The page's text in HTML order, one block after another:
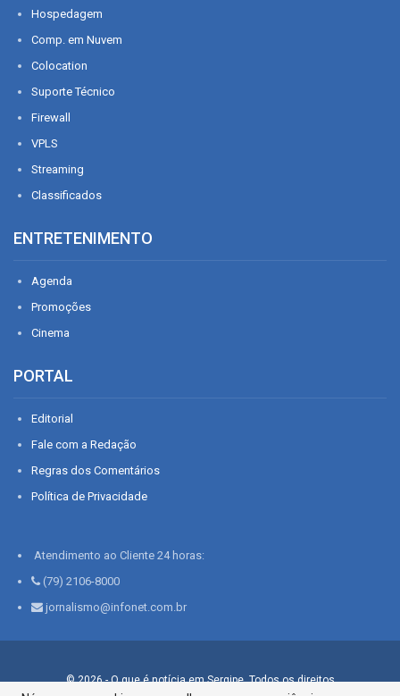
Hospedagem
Comp. em Nuvem
Colocation
Suporte Técnico
Firewall
VPLS
Streaming
Classificados
ENTRETENIMENTO
Agenda
Promoções
Cinema
PORTAL
Editorial
Fale com a Redação
Regras dos Comentários
Política de Privacidade
Atendimento ao Cliente 24 horas:
(79) 2106-8000
jornalismo@infonet.com.br
© 2026 - O que é notícia em Sergipe. Todos os direitos